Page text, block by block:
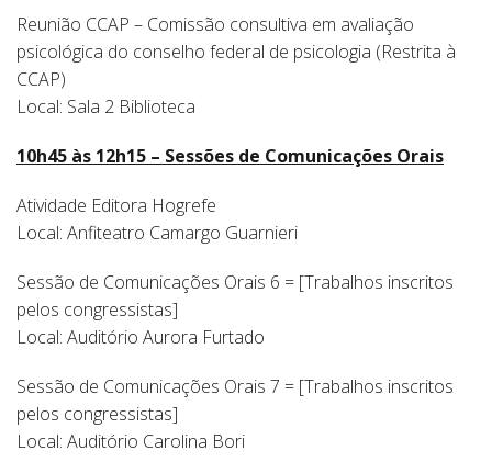
Reunião CCAP – Comissão consultiva em avaliação
psicológica do conselho federal de psicologia (Restrita à
CCAP)
Local: Sala 2 Biblioteca
10h45 às 12h15 – Sessões de Comunicações Orais
Atividade Editora Hogrefe
Local: Anfiteatro Camargo Guarnieri
Sessão de Comunicações Orais 6 = [Trabalhos inscritos
pelos congressistas]
Local: Auditório Aurora Furtado
Sessão de Comunicações Orais 7 = [Trabalhos inscritos
pelos congressistas]
Local: Auditório Carolina Bori